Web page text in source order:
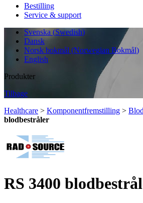
Bestilling
Service & support
Svenska (Swedish)
Dansk
Norsk bokmål (Norwegian Bokmål)
English
Produkter
Tilbage
Healthcare > Komponentfremstilling >
blodbestråler
RS 3400